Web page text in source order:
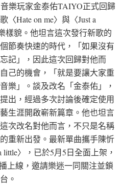
樂玩家金泰佑TAIYO正式回歸
Hate on me〉與〈Just a
樣貌。他坦言這次發行新歌的
節奏快速的時代，「如果沒有
記」，因此這次回歸對他而
己的機會，「就是要讓大家重
樂」。談及改名「金泰佑」，
出，經過多次討論後確定使用
生涯開啟嶄新篇章。他也坦言
次改名對他而言，不只是名稱
重新出發。最新單曲攜手陳忻
〉，已於5月5日全面上架，
上線，邀請樂迷一同關注並鎖
。